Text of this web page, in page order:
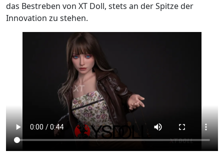
das Bestreben von XT Doll, stets an der Spitze der
Innovation zu stehen.